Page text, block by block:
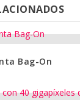
Bag-On